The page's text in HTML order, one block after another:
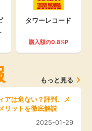
タワーレコード
購入額の0.8%P
もっと見る
アは危ない？評判、メ
リットを徹底解説
2025-01-29